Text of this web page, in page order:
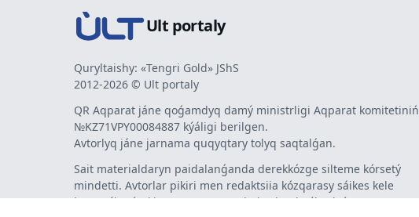
Ult portaly
Quryltaishy: «Tengri Gold» JShS
2012-2026 © Ult portaly
QR Aqparat jáne qoǵamdyq damý ministrligi Aqparat komitetiniń
№KZ71VPY00084887 kýáligi berilgen.
Avtorlyq jáne jarnama quqyqtary tolyq saqtalǵan.
Sait materialdaryn paidalanǵanda derekkózge silteme kórsetý
mindetti. Avtorlar pikiri men redaktsiia kózqarasy sáikes kele
bermeýi múmkin. Jarnama men habarlandyrýlardyń mazmunyna